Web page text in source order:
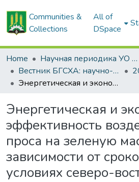
Communities &
Collections
All of
DSpace
Home
Научная периодика УО БГСХА
Вестник БГСХА: научно-методический журнал Белорусской государственной сельскохозяйственной академии
Энергетическая и экономическая эффективность возделывания проса на зеленую массу в зависимости от сроков сева в условиях северо-восточной части Беларуси
Энергетическая и
эффективность
проса на зеленую
зависимости от
условиях северо-